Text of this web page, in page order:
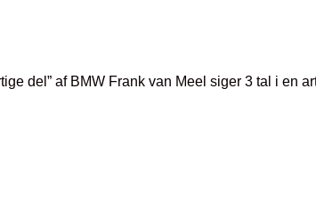
del” af BMW Frank van Meel siger 3 tal i en